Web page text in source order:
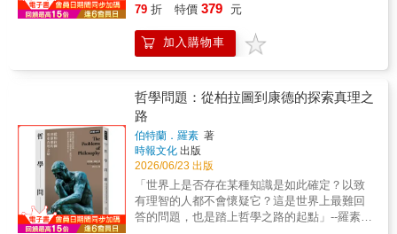
劇情、場景和對話，來增添你對哲學思想的興
趣和理解，也讓閱讀過程變得更加愉悅。最後
並用〈講道理的藝術〉，教你有條不紊地陳述
力。周威同（國立臺東女中公民與社會科教
師）周維毅（公民教師）黃益中（公民教師、
《思辨》作者） 哲學新媒體 ——誠摯推薦【西
班牙讀者好評推薦】‧我今年26歲，非常喜歡這
本書，同時也在想，如果能在16歲——那個開
始要面對生活中種種迷惘與困境的年紀——就
讀到這本書，那該有多好。最重要的是，這本
書教我們如何包容擁有不同意見和想法的人。
我向所有的青少年和成年人強烈推薦，本書絕
一連串荒謬連擊，何不讓哲學思想成為你的前
特色哲學很難嗎？這本書證明未必。資訊爆炸
時代，現代人比任何時候都需要哲學，卻又難
耐枯燥。作者以YouTuber般的無厘頭介紹各種
思想與主義，讀來像看直播，邊笑邊不禁重新
思考工作、金錢與幸福。
裡，謝林提出了哲學與宗教「同源分流」，並
最終回歸「永恆同盟」的思想。從這個角度出
發，謝林一方面反駁了宗教信仰對於哲學的僭
他的哲學體系的基本框架和主要議題。本卷收
錄的另外幾部（篇）著作，《伊曼努爾•康德》
（1804）和《論德國科學的本質》（1807）表
達了謝林對於同時代德國哲學的形勢和走向的
看法，《哲學導論》（1804）以闡釋哲學史的
方式引導初學者去接觸「真正的哲學」，而
《自然哲學導論箴言錄》（1806）和《自然哲
學箴言錄》（1806）則是以獨特的箴言寫作方
式闡釋了他的哲學體系的基礎部分（即「自然
79 折 特價 379 元
加入購物車
哲學問題：從柏拉圖到康德的探索真理之
路
伯特蘭．羅素 著
時報文化 出版
2026/06/23 出版
「世界上是否存在某種知識是如此確定？以致
有理智的人都不會懷疑它？這是世界上最難回
答的問題，也是踏上哲學之路的起點」--羅素懷